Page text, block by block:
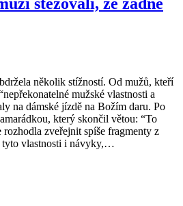
několik stížností. Od mužů, kteří
mužské vlastnosti a
na dámské jízdě na Božím daru. Po
který skončil větou: “To
rozhodla zveřejnit spíše fragmenty z
tyto vlastnosti i návyky,…